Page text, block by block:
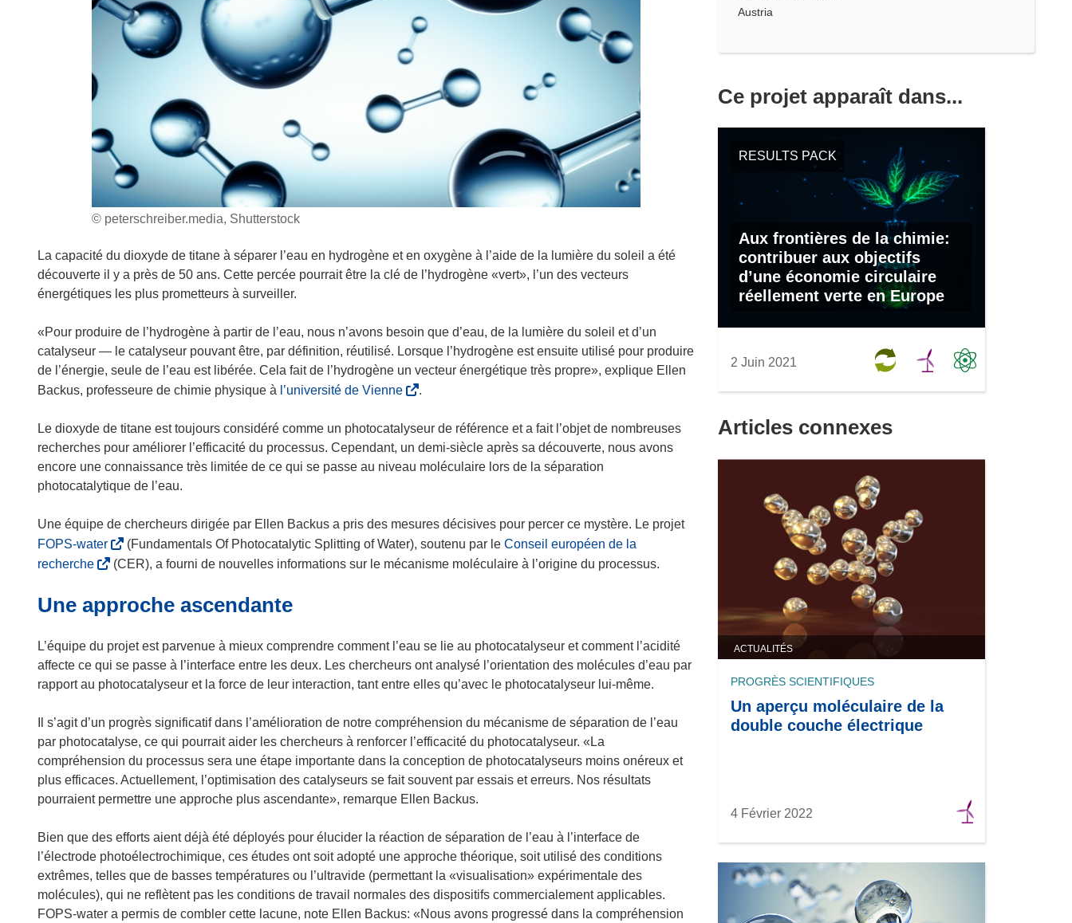
© peterschreiber.media, Shutterstock
La capacité du dioxyde de titane à séparer l’eau en hydrogène et en oxygène à l’aide de la lumière du soleil a été
découverte il y a près de 50 ans. Cette percée pourrait être la clé de l’hydrogène «vert», l’un des vecteurs
énergétiques les plus prometteurs à surveiller.
«Pour produire de l’hydrogène à partir de l’eau, nous n’avons besoin que d’eau, de la lumière du soleil et d’un
catalyseur — le catalyseur pouvant être, par définition, réutilisé. Lorsque l’hydrogène est ensuite utilisé pour produire
de l’énergie, seule de l’eau est libérée. Cela fait de l’hydrogène un vecteur énergétique très propre», explique Ellen
Backus, professeure de chimie physique à l’université de Vienne(
’
o
u
e
d
a
.
Le dioxyde de titane est toujours considéré comme un photocatalyseur de référence et a fait l’objet de nombreuses
recherches pour améliorer l’efficacité du processus. Cependant, un demi‑siècle après sa découverte, nous avons
encore une connaissance très limitée de ce qui se passe au niveau moléculaire lors de la séparation
photocatalytique de l’eau.
Une équipe de chercheurs dirigée par Ellen Backus a pris des mesures décisives pour percer ce mystère. Le projet
FOPS-water(
s
o
u
r
e
n
s
o
u
e
(Fundamentals Of Photocatalytic Splitting of Water), soutenu par le Conseil européen de la
recherche(
’
o
u
u
e
o
u
v
(CER), a fourni de nouvelles informations sur le mécanisme moléculaire à l’origine du processus.
Une approche ascendante
L’équipe du projet est parvenue à mieux comprendre comment l’eau se lie au photocatalyseur et comment l’acidité
affecte ce qui se passe à l’interface entre les deux. Les chercheurs ont analysé l’orientation des molécules d’eau par
rapport au photocatalyseur et la force de leur interaction, tant entre elles qu’avec le photocatalyseur lui‑même.
Il s’agit d’un progrès significatif dans l’amélioration de notre compréhension du mécanisme de séparation de l’eau
par photocatalyse, ce qui pourrait aider les chercheurs à renforcer l’efficacité du photocatalyseur. «La
compréhension du processus sera une étape importante dans la conception de photocatalyseurs moins onéreux et
plus efficaces. Actuellement, l’optimisation des catalyseurs se fait souvent par essais et erreurs. Nos résultats
pourraient permettre une approche plus ascendante», remarque Ellen Backus.
Bien que des efforts aient déjà été déployés pour élucider la réaction de séparation de l’eau à l’interface de
l’électrode photoélectrochimique, ces études ont soit adopté une approche théorique, soit utilisé des conditions
extrêmes, telles que de basses températures ou l’ultravide (permettant la «visualisation» expérimentale des
molécules), qui ne reflètent pas les conditions de travail normales des dispositifs commercialement applicables.
FOPS-water a permis de combler cette lacune, note Ellen Backus: «Nous avons progressé dans la compréhension
Austria
Ce projet apparaît dans...
RESULTS PACK
Aux frontières de la chimie:
contribuer aux objectifs
d’une économie circulaire
réellement verte en Europe
2 Juin 2021
Articles connexes
ACTUALITÉS
PROGRÈS SCIENTIFIQUES
Un aperçu moléculaire de la
double couche électrique
4 Février 2022